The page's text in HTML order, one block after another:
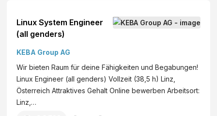
Linux System Engineer
(all genders)
KEBA Group AG
Wir bieten Raum für deine Fähigkeiten und Begabungen!
Linux Engineer (all genders) Vollzeit (38,5 h) Linz,
Österreich Attraktives Gehalt Online bewerben Arbeitsort:
Linz,…